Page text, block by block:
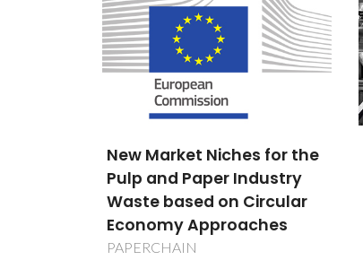
BIIPP - Biorefinaria
Integrada na Indústria da
Pasta e Papel
BIIPP